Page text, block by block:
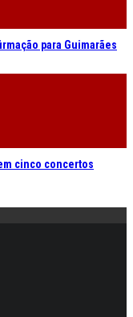
para Guimarães
cinco concertos